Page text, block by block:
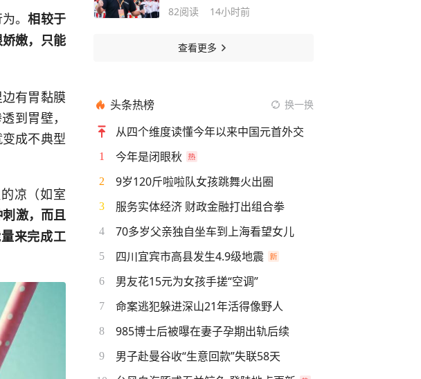
。相较于
嫩，只能
有胃黏膜
到胃壁，
成不典型
凉（如室
激，而且
来完成工
82阅读 14小时前
查看更多
头条热榜 换一换
从四个维度读懂今年以来中国元首外交
1 今年是闭眼秋
2 9岁120斤啦啦队女孩跳舞火出圈
3 服务实体经济 财政金融打出组合拳
4 70多岁父亲独自坐车到上海看望女儿
5 四川宜宾市高县发生4.9级地震
6 男友花15元为女孩手搓“空调”
7 命案逃犯躲进深山21年活得像野人
8 985博士后被曝在妻子孕期出轨后续
9 男子赴曼谷收“生意回款”失联58天